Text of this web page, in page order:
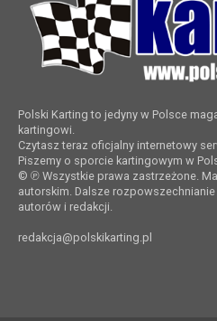
Polski Karting to jedyny w Polsce
kartingowi.
Czytasz teraz oficjalny internetowy
Piszemy o sporcie kartingowym w
© ℗ Wszystkie prawa zastrzeżone.
autorskim. Dalsze
autorów i redakcji.
redakcja@polskikarting.pl